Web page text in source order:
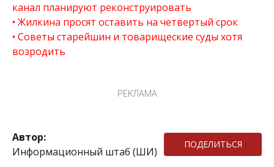
канал планируют реконструировать
Жилкина просят оставить на четвертый срок
Советы старейшин и товарищеские суды хотя
возродить
РЕКЛАМА
Автор:
Информационный штаб (ШИ)
ПОДЕЛИТЬСЯ